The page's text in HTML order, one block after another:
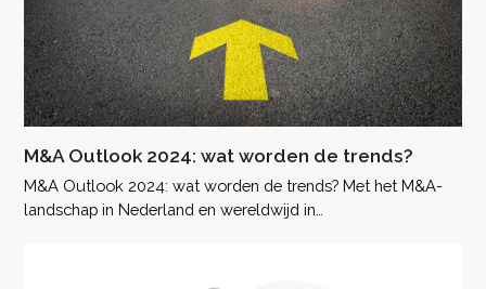
M&A Outlook 2024: wat worden de trends?
M&A Outlook 2024: wat worden de trends? Met het M&A-
landschap in Nederland en wereldwijd in…